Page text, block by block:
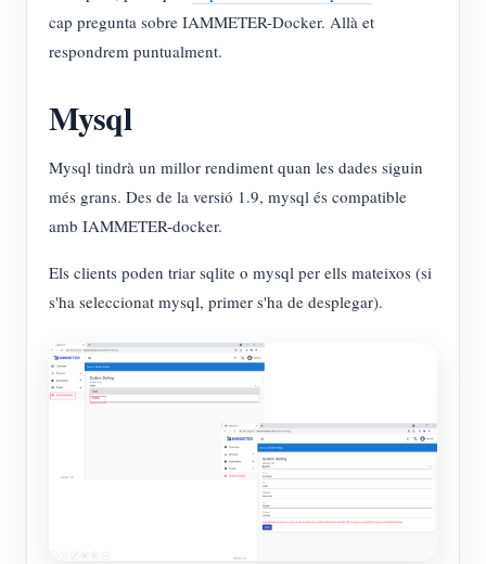
cap pregunta sobre IAMMETER-Docker. Allà et
respondrem puntualment.
Mysql
Mysql tindrà un millor rendiment quan les dades siguin
més grans. Des de la versió 1.9, mysql és compatible
amb IAMMETER-docker.
Els clients poden triar sqlite o mysql per ells mateixos (si
s'ha seleccionat mysql, primer s'ha de desplegar).